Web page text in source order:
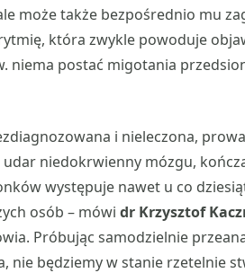
może także bezpośrednio mu
która zwykle powoduje
niema postać migotania
i nieleczona,
niedokrwienny mózgu,
występuje nawet u co
osób – mówi dr Krzysztof
Próbując samodzielnie
nie będziemy w stanie rzetelnie